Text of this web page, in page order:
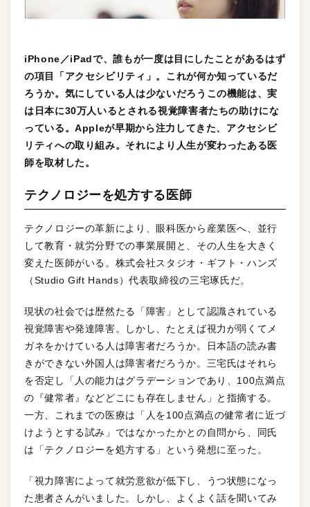
iPhone／iPadで、誰もが一度は目にしたことがあるはず
の項目「アクセシビリティ」。これが何か知っているだ
ろうか。気にしている人は少ないだろうこの機能は、実
は日本に30万人いるとされる視覚障害者たちの助けにな
っている。Appleが早期から注力してきた、アクセシビ
リティへの取り組み。それにより人生が変わったある医
師を取材した。
テクノロジーを処方する医師
テクノロジーの革新により、眼科医から産業医へ、並行
して教育・就労分野での事業展開と、その人生を大きく
変えた医師がいる。株式会社スタジオ・ギフト・ハンズ
（Studio Gift Hands）代表取締役の三宅琢氏だ。
現状の社会では歴然たる「障害」として認識されている
視覚障害や発達障害。しかし、たとえば視力が弱くてメ
ガネをかけている人は障害者だろうか。日本語の読み書
きができない外国人は障害者だろうか。三宅氏はそれら
を否定し「人の能力はグラデーションであり、100点満点
の『健常者』などどこにも存在しません」と指摘する。
一方、これまでの医療は「人を100点満点の健常者に近づ
けようとする試み」ではなかったかとの自問から、同氏
は「テクノロジーを処方する」という発想に至った。
「視力障害によって就労意欲が低下し、うつ状態になっ
た患者さんがいました。しかし、よくよく話を聞いてみ